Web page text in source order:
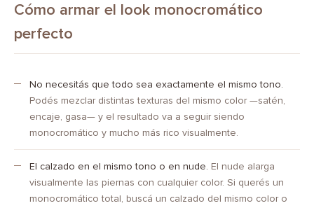
Cómo armar el look monocromático
perfecto
No necesitás que todo sea exactamente el mismo tono.
Podés mezclar distintas texturas del mismo color —satén,
encaje, gasa— y el resultado va a seguir siendo
monocromático y mucho más rico visualmente.
El calzado en el mismo tono o en nude. El nude alarga
visualmente las piernas con cualquier color. Si querés un
monocromático total, buscá un calzado del mismo color o